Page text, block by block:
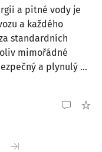
a pitné vody je
a každého
standardních
mimořádné
a plynulý ...